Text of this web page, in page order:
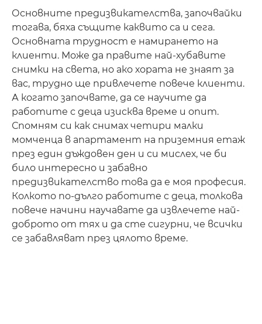
Основните предизвикателства, започвайки
тогава, бяха същите каквито са и сега.
Основната трудност е намирането на
клиенти. Може да правите най-хубавите
снимки на света, но ако хората не знаят за
вас, трудно ще привлечете повече клиенти.
А когато започвате, да се научите да
работите с деца изисква време и опит.
Спомням си как снимах четири малки
момченца в апартамент на приземния етаж
през един дъждовен ден и си мислех, че би
било интересно и забавно
предизвикателство това да е моя професия.
Колкото по-дълго работите с деца, толкова
повече начини научавате да извлечете най-
доброто от тях и да сте сигурни, че всички
се забавляват през цялото време.